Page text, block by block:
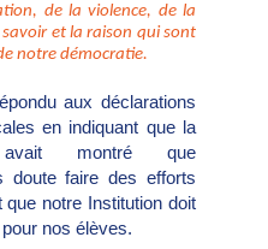
de la violence, de la
savoir et la raison qui sont
notre démocratie.
aux déclarations
en indiquant que la
avait montré que
doute faire des efforts
notre Institution doit
nos élèves.